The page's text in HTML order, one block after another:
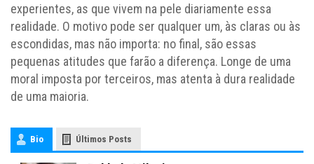
experientes, as que vivem na pele diariamente essa
realidade. O motivo pode ser qualquer um, às claras ou às
escondidas, mas não importa: no final, são essas
pequenas atitudes que farão a diferença. Longe de uma
moral imposta por terceiros, mas atenta à dura realidade
de uma maioria.
Bio Últimos Posts